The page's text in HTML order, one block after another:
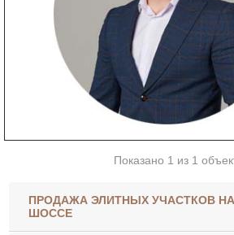
Показано 1 из 1
ПРОДАЖА ЭЛИТНЫХ УЧАСТКОВ
ШОССЕ